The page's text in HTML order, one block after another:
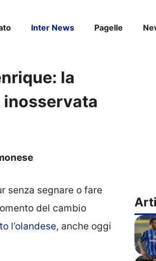
Inter News Pagelle
la
inosservata
senza segnare o fare
del cambio
l’olandese, anche oggi